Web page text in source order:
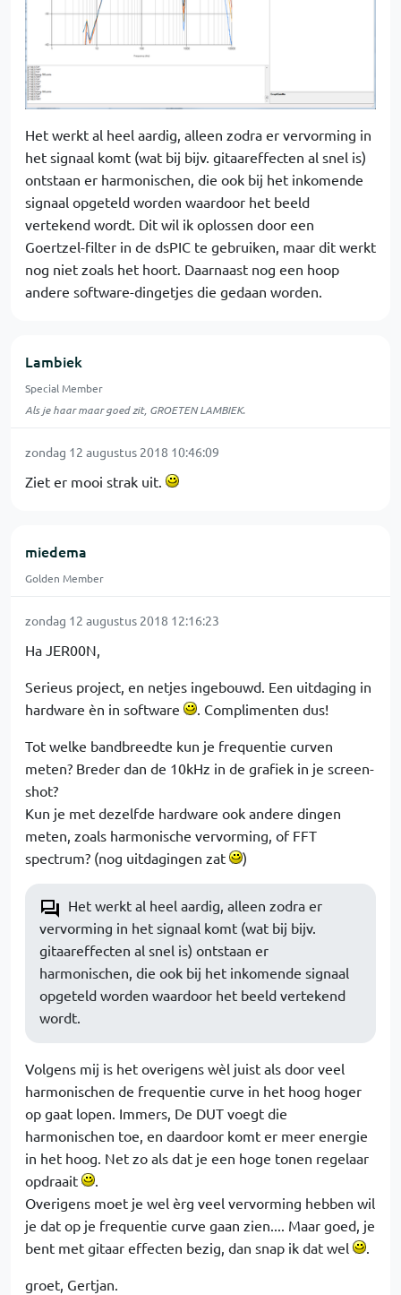
Het werkt al heel aardig, alleen zodra er vervorming in
het signaal komt (wat bij bijv. gitaareffecten al snel is)
ontstaan er harmonischen, die ook bij het inkomende
signaal opgeteld worden waardoor het beeld
vertekend wordt. Dit wil ik oplossen door een
Goertzel-filter in de dsPIC te gebruiken, maar dit werkt
nog niet zoals het hoort. Daarnaast nog een hoop
andere software-dingetjes die gedaan worden.
Lambiek
Special Member
Als je haar maar goed zit, GROETEN LAMBIEK.
zondag 12 augustus 2018 10:46:09
Ziet er mooi strak uit.
miedema
Golden Member
zondag 12 augustus 2018 12:16:23
Ha JER00N,
Serieus project, en netjes ingebouwd. Een uitdaging in
hardware èn in software
. Complimenten dus!
Tot welke bandbreedte kun je frequentie curven
meten? Breder dan de 10kHz in de grafiek in je screen-
shot?
Kun je met dezelfde hardware ook andere dingen
meten, zoals harmonische vervorming, of FFT
spectrum? (nog uitdagingen zat
)
Het werkt al heel aardig, alleen zodra er
vervorming in het signaal komt (wat bij bijv.
gitaareffecten al snel is) ontstaan er
harmonischen, die ook bij het inkomende signaal
opgeteld worden waardoor het beeld vertekend
wordt.
Volgens mij is het overigens wèl juist als door veel
harmonischen de frequentie curve in het hoog hoger
op gaat lopen. Immers, De DUT voegt die
harmonischen toe, en daardoor komt er meer energie
in het hoog. Net zo als dat je een hoge tonen regelaar
opdraait
.
Overigens moet je wel èrg veel vervorming hebben wil
je dat op je frequentie curve gaan zien.... Maar goed, je
bent met gitaar effecten bezig, dan snap ik dat wel
.
groet, Gertjan.